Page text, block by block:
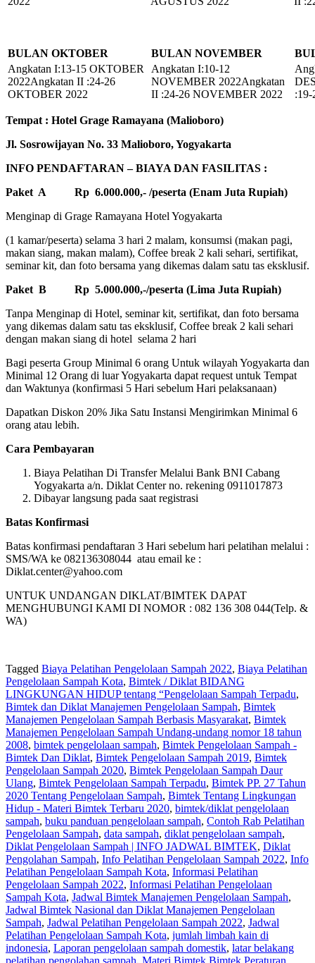
BULAN OKTOBER BULAN NOVEMBER
Angkatan I:13-15 OKTOBER
2022Angkatan II :24-26
OKTOBER 2022
Angkatan I:10-12
NOVEMBER 2022Angkatan
II :24-26 NOVEMBER 2022
Tempat : Hotel Grage Ramayana (Malioboro)
Jl. Sosrowijayan No. 33 Malioboro, Yogyakarta
INFO PENDAFTARAN – BIAYA DAN FASILITAS :
Paket A
Rp 6.000.000,- /peserta (Enam Juta Rupiah)
Menginap di Grage Ramayana Hotel Yogyakarta
(1 kamar/peserta) selama 3 hari 2 malam, konsumsi (makan pagi,
makan siang, makan malam), Coffee break 2 kali sehari, sertifikat,
seminar kit, dan foto bersama yang dikemas dalam satu tas eksklusif.
Paket B
Rp 5.000.000,-/peserta (Lima Juta Rupiah)
Tanpa Menginap di Hotel, seminar kit, sertifikat, dan foto bersama
yang dikemas dalam satu tas eksklusif, Coffee break 2 kali sehari
dengan makan siang di hotel selama 2 hari
Bagi peserta Group Minimal 6 orang Untuk wilayah Yogyakarta dan
Minimal 12 Orang di luar Yogyakarta dapat request untuk Tempat
dan Waktunya (konfirmasi 5 Hari sebelum Hari pelaksanaan)
Dapatkan Diskon 20% Jika Satu Instansi Mengirimkan Minimal 6
orang atau lebih.
Cara Pembayaran
Biaya Pelatihan Di Transfer Melalui Bank BNI Cabang
Yogyakarta a/n. Diklat Center no. rekening 0911017873
Dibayar langsung pada saat registrasi
Batas Konfirmasi
Batas konfirmasi pendaftaran 3 Hari sebelum hari pelatihan melalui :
SMS/WA ke 082136308044 atau email ke :
Diklat.center@yahoo.com
UNTUK UNDANGAN DIKLAT/BIMTEK DAPAT
MENGHUBUNGI KAMI DI NOMOR : 082 136 308 044(Telp. &
WA)
Tagged Biaya Pelatihan Pengelolaan Sampah 2022, Biaya Pelatihan
Pengelolaan Sampah Kota, Bimtek / Diklat BIDANG
LINGKUNGAN HIDUP tentang “Pengelolaan Sampah Terpadu,
Bimtek dan Diklat Manajemen Pengelolaan Sampah, Bimtek
Manajemen Pengelolaan Sampah Berbasis Masyarakat, Bimtek
Manajemen Pengelolaan Sampah Undang-undang nomor 18 tahun
2008, bimtek pengelolaan sampah, Bimtek Pengelolaan Sampah -
Bimtek Dan Diklat, Bimtek Pengelolaan Sampah 2019, Bimtek
Pengelolaan Sampah 2020, Bimtek Pengelolaan Sampah Daur
Ulang, Bimtek Pengelolaan Sampah Terpadu, Bimtek PP. 27 Tahun
2020 Tentang Pengelolaan Sampah, Bimtek Tentang Lingkungan
Hidup - Materi Bimtek Terbaru 2020, bimtek/diklat pengelolaan
sampah, buku panduan pengelolaan sampah, Contoh Rab Pelatihan
Pengelolaan Sampah, data sampah, diklat pengelolaan sampah,
Diklat Pengelolaan Sampah | INFO JADWAL BIMTEK, Diklat
Pengolahan Sampah, Info Pelatihan Pengelolaan Sampah 2022, Info
Pelatihan Pengelolaan Sampah Kota, Informasi Pelatihan
Pengelolaan Sampah 2022, Informasi Pelatihan Pengelolaan
Sampah Kota, Jadwal Bimtek Manajemen Pengelolaan Sampah,
Jadwal Bimtek Nasional dan Diklat Manajemen Pengelolaan
Sampah, Jadwal Pelatihan Pengelolaan Sampah 2022, Jadwal
Pelatihan Pengelolaan Sampah Kota, jumlah limbah kain di
indonesia, Laporan pengelolaan sampah domestik, latar belakang